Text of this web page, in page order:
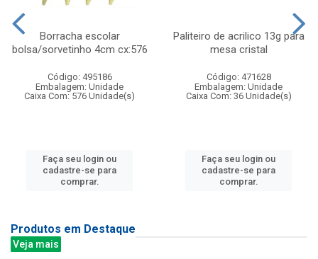
Borracha escolar
bolsa/sorvetinho 4cm cx:576
Código: 495186
Embalagem: Unidade
Caixa Com: 576 Unidade(s)
Faça seu login ou
cadastre-se para
comprar.
Paliteiro de acrilico 13g para
mesa cristal
Código: 471628
Embalagem: Unidade
Caixa Com: 36 Unidade(s)
Faça seu login ou
cadastre-se para
comprar.
Produtos em Destaque
Veja mais